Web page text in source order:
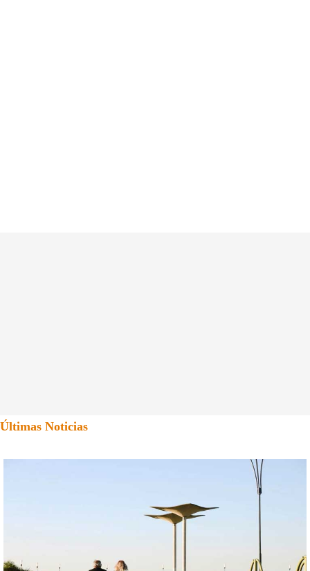
Últimas Noticias